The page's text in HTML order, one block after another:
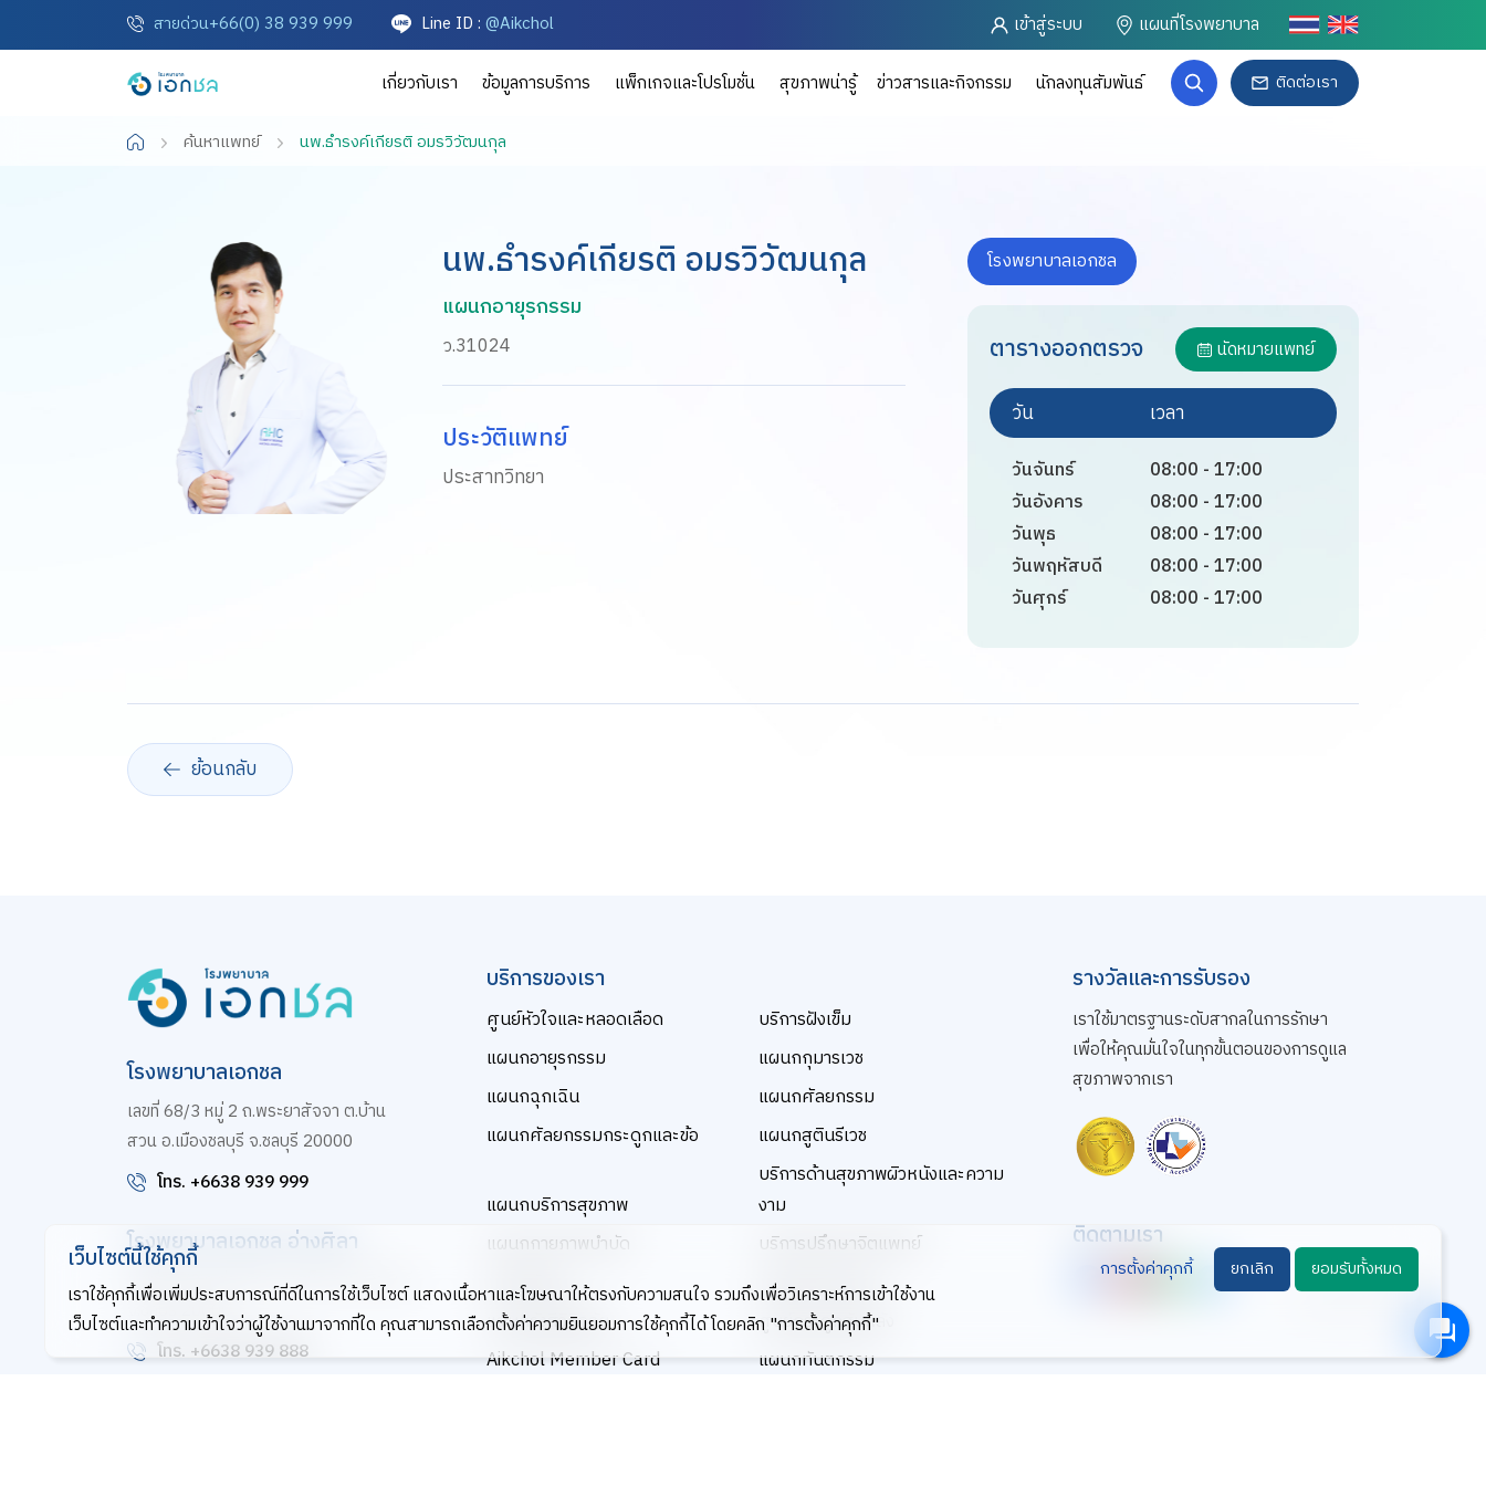
สายด่วน+66(0) 38 939 999 Line ID : @Aikchol เข้าสู่ระบบ แผนที่โรงพยาบาล
เกี่ยวกับเรา ข้อมูลการบริการ แพ็กเกจและโปรโมชั่น สุขภาพน่ารู้ ข่าวสารและกิจกรรม นักลงทุนสัมพันธ์ ติดต่อเรา
ค้นหาแพทย์ นพ.ธำรงค์เกียรติ อมรวิวัฒนกุล
นพ.ธำรงค์เกียรติ อมรวิวัฒนกุล
แผนกอายุรกรรม
ว.31024
ประวัติแพทย์
ประสาทวิทยา
โรงพยาบาลเอกชล
ตารางออกตรวจ นัดหมายแพทย์
วัน เวลา
วันจันทร์
08:00 - 17:00
วันอังคาร
08:00 - 17:00
วันพุธ
08:00 - 17:00
วันพฤหัสบดี
08:00 - 17:00
วันศุกร์
08:00 - 17:00
ย้อนกลับ
โรงพยาบาลเอกชล
เลขที่ 68/3 หมู่ 2 ถ.พระยาสัจจา ต.บ้าน
สวน อ.เมืองชลบุรี จ.ชลบุรี 20000
โทร. +6638 939 999
โรงพยาบาลเอกชล อ่างศิลา
เลขที่ 31/2 ถ.อ่างศิลา ต.เสม็ด อ.เมืองชลบุรี
จ.ชลบุรี 20000
โทร. +6638 939 888
บริการของเรา
ศูนย์หัวใจและหลอดเลือด
บริการฝังเข็ม
แผนกอายุรกรรม
แผนกกุมารเวช
แผนกฉุกเฉิน
แผนกศัลยกรรม
แผนกศัลยกรรมกระดูกและข้อ
แผนกสูตินรีเวช
แผนกบริการสุขภาพ
บริการด้านสุขภาพผิวหนังและความ
งาม
แผนกกายภาพบำบัด
บริการปรึกษาจิตแพทย์
แผนกจักษุ
แผนกหู คอ จมูก
แผนกรังสีวินิจฉัย
ศูนย์กระดูกสันหลัง
Aikchol Member Card
แผนกทันตกรรม
รางวัลและการรับรอง
เราใช้มาตรฐานระดับสากลในการรักษา
เพื่อให้คุณมั่นใจในทุกขั้นตอนของการดูแล
สุขภาพจากเรา
ติดตามเรา
เว็บไซต์นี้ใช้คุกกี้
เราใช้คุกกี้เพื่อเพิ่มประสบการณ์ที่ดีในการใช้เว็บไซต์ แสดงเนื้อหาและโฆษณาให้ตรงกับความสนใจ รวมถึงเพื่อวิเคราะห์การเข้าใช้งาน
เว็บไซต์และทำความเข้าใจว่าผู้ใช้งานมาจากที่ใด คุณสามารถเลือกตั้งค่าความยินยอมการใช้คุกกี้ได้ โดยคลิก "การตั้งค่าคุกกี้"
การตั้งค่าคุกกี้ ยกเลิก ยอมรับทั้งหมด
สอบถาม คลิก